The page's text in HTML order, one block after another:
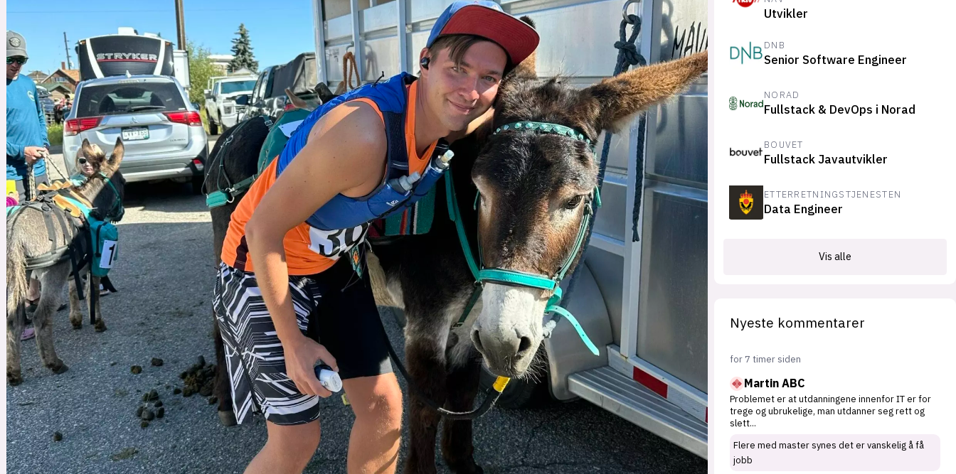
suksesshistorier
Utvikler
DNB
Senior Software Engineer
NORAD
Fullstack & DevOps i Norad
BOUVET
Fullstack Javautvikler
ETTERRETNINGSTJENESTEN
Data Engineer
Vis alle
Nyeste kommentarer
for 7 timer siden
Martin ABC
Problemet er at utdanningene innenfor IT er for
trege og ubrukelige, man utdanner seg rett og
slett...
Flere med master synes det er vanskelig å få
jobb